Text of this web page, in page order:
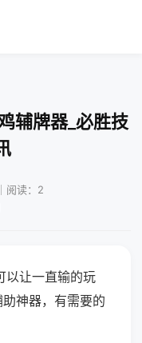
辅牌器_必胜技
阅读：2
以让一直输的玩
神器，有需要的